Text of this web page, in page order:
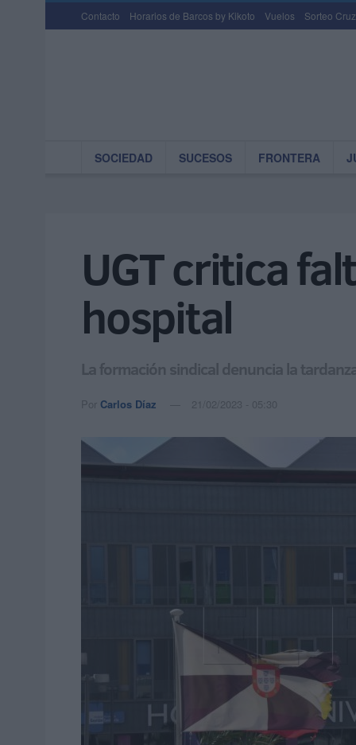
Contacto Horarios de Barcos by Kikoto Vuelos Sorteo
SOCIEDAD SUCESOS FRONTERA
UGT critica
hospital
La formación sindical denuncia la
Por Carlos Díaz 21/02/2023 - 05:30